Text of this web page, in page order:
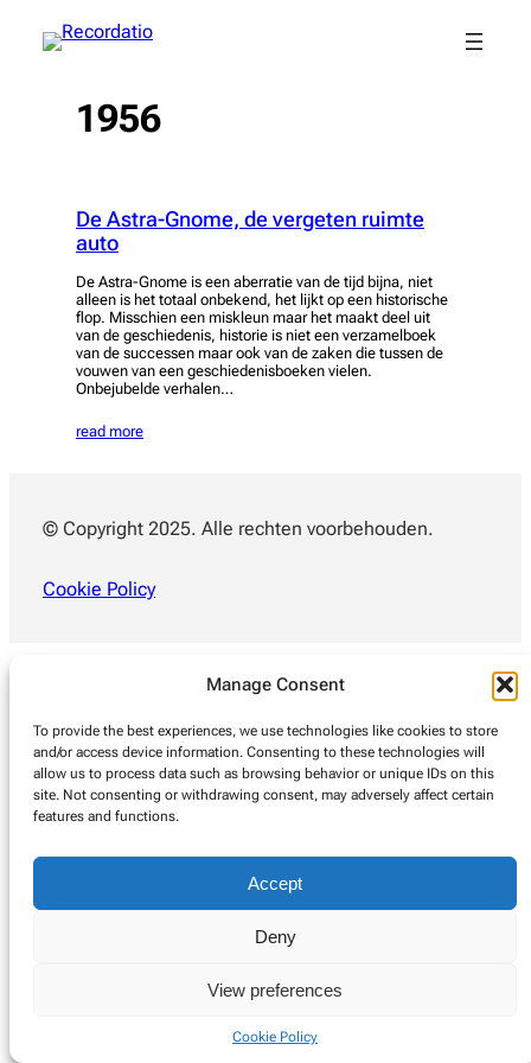
Manage Consent
To provide the best experiences, we use technologies like cookies to store
and/or access device information. Consenting to these technologies will
allow us to process data such as browsing behavior or unique IDs on this
site. Not consenting or withdrawing consent, may adversely affect certain
features and functions.
Accept
Deny
View preferences
Cookie Policy
naar
1956
De Astra-Gnome, de vergeten ruimte
auto
De Astra-Gnome is een aberratie van de tijd bijna, niet
alleen is het totaal onbekend, het lijkt op een historische
flop. Misschien een miskleun maar het maakt deel uit
van de geschiedenis, historie is niet een verzamelboek
van de successen maar ook van de zaken die tussen de
vouwen van een geschiedenisboeken vielen.
Onbejubelde verhalen…
read more
© Copyright 2025. Alle rechten voorbehouden.
Cookie Policy